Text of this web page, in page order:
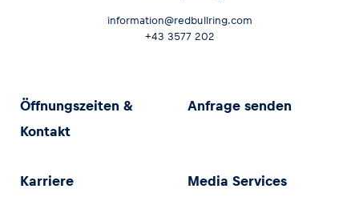
information@redbullring.com
+43 3577 202
Öffnungszeiten &
Kontakt
Anfrage senden
Karriere Media Services